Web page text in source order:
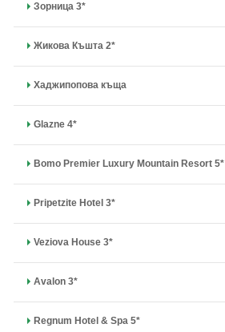
Зорница 3*
Жикова Къшта 2*
Хаджипопова къща
Glazne 4*
Bomo Premier Luxury Mountain Resort 5*
Pripetzite Hotel 3*
Veziova House 3*
Avalon 3*
Regnum Hotel & Spa 5*